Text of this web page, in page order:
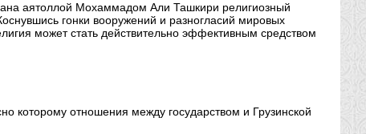
аятоллой Мохаммадом Али Ташкири религиозный
гонки вооружений и разногласий мировых
может стать действительно эффективным средством
которому отношения между государством и Грузинской